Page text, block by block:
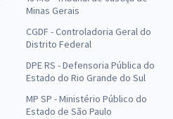
Minas Gerais
CGDF - Controladoria Geral do
Distrito Federal
DPE RS - Defensoria Pública do
Estado do Rio Grande do Sul
MP SP - Ministério Público do
Estado de São Paulo